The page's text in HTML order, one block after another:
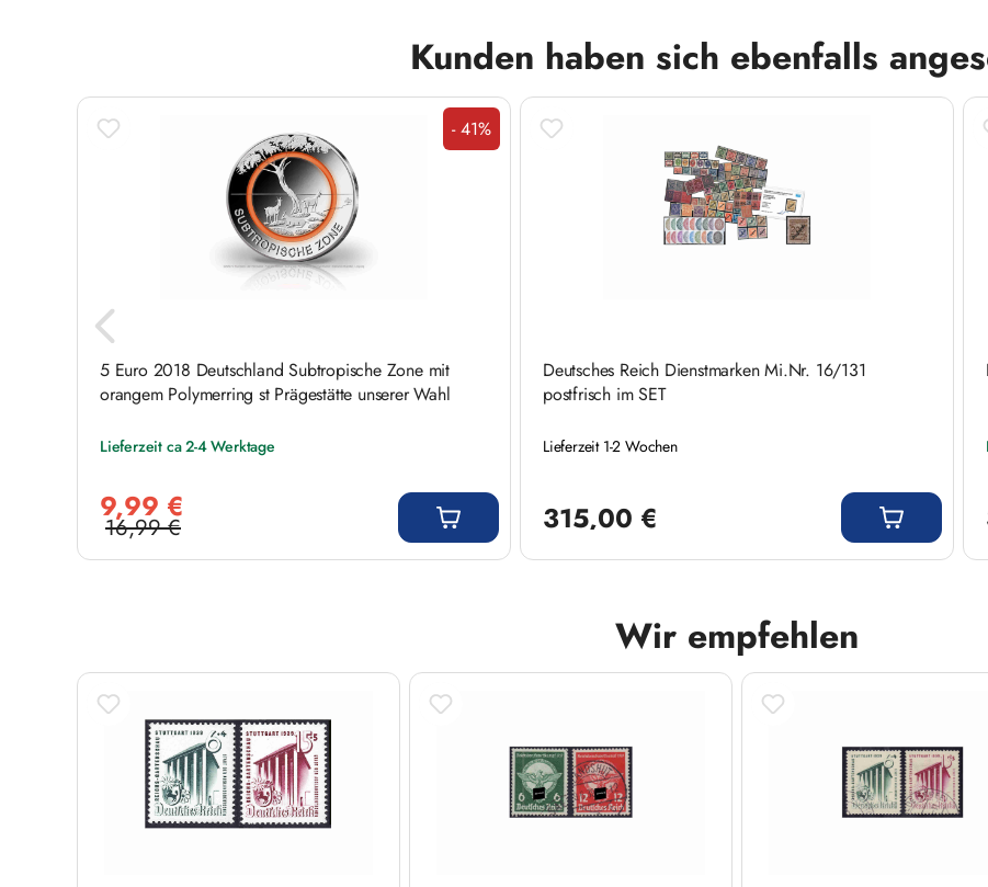
Kunden haben sich ebenfalls
Rabatt
- 41%
5 Euro 2018 Deutschland Subtropische Zone mit
orangem Polymerring st Prägestätte unserer Wahl
Lieferzeit ca 2-4 Werktage
9,99 €
Regulärer Preis:
16,99 €
Deutsches Reich Dienstmarken Mi.Nr. 16/131
postfrisch im SET
Lieferzeit 1-2 Wochen
315,00 €
Wir empfehlen
Produktgalerie überspringen